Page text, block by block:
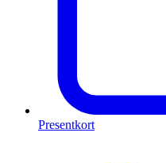
Presentkort